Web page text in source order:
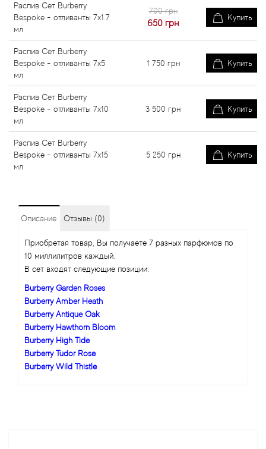
Распив Сет Burberry
Bespoke - отливанты 7x1.7
мл
700 грн
650 грн
Купить
Распив Сет Burberry
Bespoke - отливанты 7x5
мл
1 750 грн Купить
Распив Сет Burberry
Bespoke - отливанты 7x10
мл
3 500 грн Купить
Распив Сет Burberry
Bespoke - отливанты 7x15
мл
5 250 грн Купить
Описание Отзывы (0)
Приобретая товар, Вы получаете 7 разных парфюмов по
10 миллилитров каждый.
В сет входят следующие позиции:
Burberry Garden Roses
Burberry Amber Heath
Burberry Antique Oak
Burberry Hawthorn Bloom
Burberry High Tide
Burberry Tudor Rose
Burberry Wild Thistle